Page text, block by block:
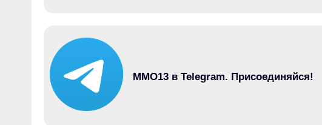
MMO13 в Telegram. Присоединяйся!